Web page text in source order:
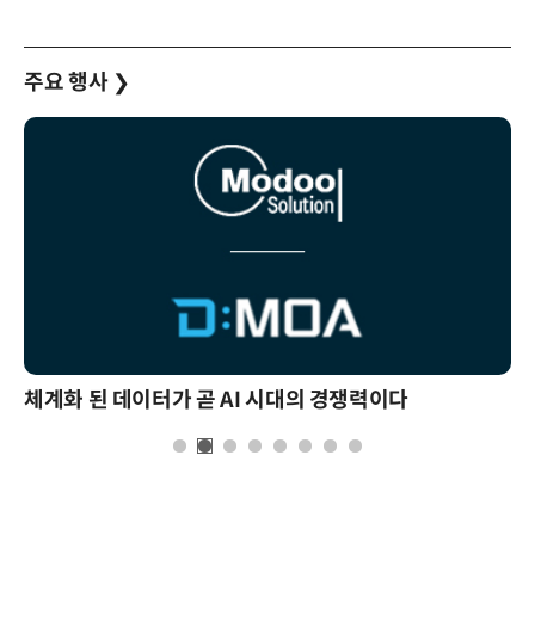
주요 행사 ❯
체계화 된 데이터가 곧 AI 시대의 경쟁력이다